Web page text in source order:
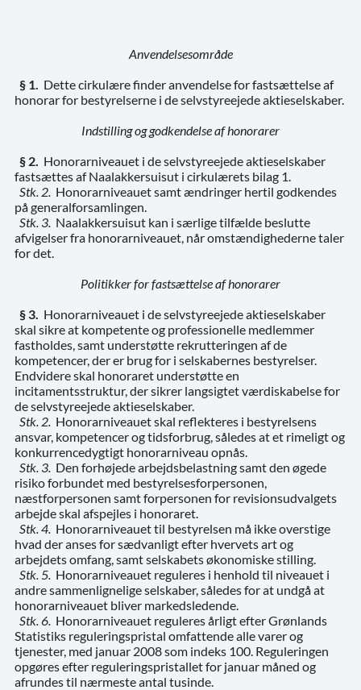
Anvendelsesområde
§ 1.
Dette cirkulære finder anvendelse for fastsættelse af
honorar for bestyrelserne i de selvstyreejede aktieselskaber.
Indstilling og godkendelse af honorarer
§ 2. Honorarniveauet i de selvstyreejede aktieselskaber
fastsættes af Naalakkersuisut i cirkulærets bilag 1.
Stk. 2. Honorarniveauet samt ændringer hertil godkendes
på generalforsamlingen.
Stk. 3. Naalakkersuisut kan i særlige tilfælde beslutte
afvigelser fra honorarniveauet, når omstændighederne taler
for det.
Politikker for fastsættelse af honorarer
§ 3. Honorarniveauet i de selvstyreejede aktieselskaber
skal sikre at kompetente og professionelle medlemmer
fastholdes, samt understøtte rekrutteringen af de
kompetencer, der er brug for i selskabernes bestyrelser.
Endvidere skal honoraret understøtte en
incitamentsstruktur, der sikrer langsigtet værdiskabelse for
de selvstyreejede aktieselskaber.
Stk. 2. Honorarniveauet skal reflekteres i bestyrelsens
ansvar, kompetencer og tidsforbrug, således at et rimeligt og
konkurrencedygtigt honorarniveau opnås.
Stk. 3. Den forhøjede arbejdsbelastning samt den øgede
risiko forbundet med bestyrelsesforpersonen,
næstforpersonen samt forpersonen for revisionsudvalgets
arbejde skal afspejles i honoraret.
Stk. 4. Honorarniveauet til bestyrelsen må ikke overstige
hvad der anses for sædvanligt efter hvervets art og
arbejdets omfang, samt selskabets økonomiske stilling.
Stk. 5. Honorarniveauet reguleres i henhold til niveauet i
andre sammenlignelige selskaber, således for at undgå at
honorarniveauet bliver markedsledende.
Stk. 6. Honorarniveauet reguleres årligt efter Grønlands
Statistiks reguleringspristal omfattende alle varer og
tjenester, med januar 2008 som indeks 100. Reguleringen
opgøres efter reguleringspristallet for januar måned og
afrundes til nærmeste antal tusinde.